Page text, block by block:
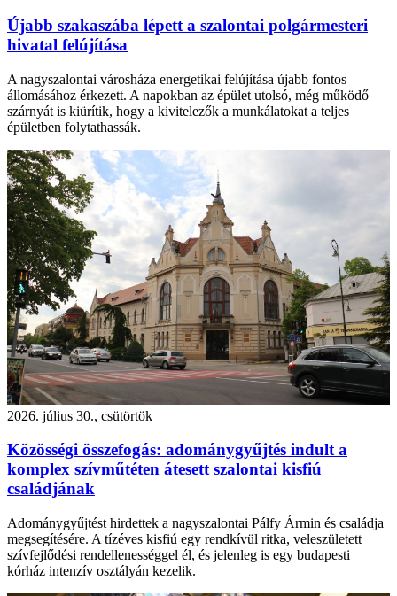
Újabb szakaszába lépett a szalontai polgármesteri
hivatal felújítása
A nagyszalontai városháza energetikai felújítása újabb fontos
állomásához érkezett. A napokban az épület utolsó, még működő
szárnyát is kiürítik, hogy a kivitelezők a munkálatokat a teljes
épületben folytathassák.
2026. július 30., csütörtök
Közösségi összefogás: adománygyűjtés indult a
komplex szívműtéten átesett szalontai kisfiú
családjának
Adománygyűjtést hirdettek a nagyszalontai Pálfy Ármin és családja
megsegítésére. A tízéves kisfiú egy rendkívül ritka, veleszületett
szívfejlődési rendellenességgel él, és jelenleg is egy budapesti
kórház intenzív osztályán kezelik.